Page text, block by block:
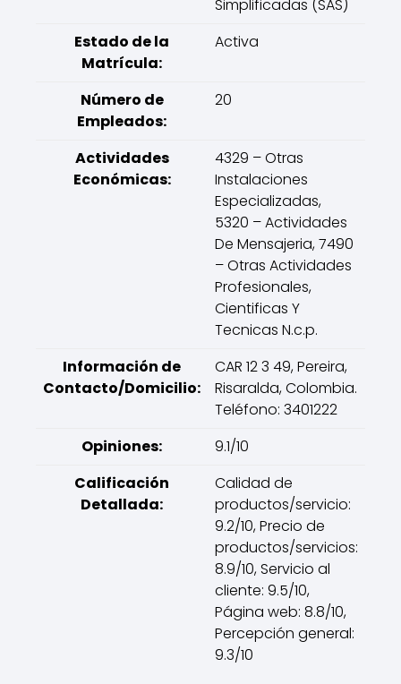
Simplificadas (SAS)
Estado de la
Matrícula:
Activa
Número de
Empleados:
20
Actividades
Económicas:
4329 – Otras
Instalaciones
Especializadas,
5320 – Actividades
De Mensajeria, 7490
– Otras Actividades
Profesionales,
Cientificas Y
Tecnicas N.c.p.
Información de
Contacto/Domicilio:
CAR 12 3 49, Pereira,
Risaralda, Colombia.
Teléfono: 3401222
Opiniones:
9.1/10
Calificación
Detallada:
Calidad de
productos/servicio:
9.2/10, Precio de
productos/servicios:
8.9/10, Servicio al
cliente: 9.5/10,
Página web: 8.8/10,
Percepción general:
9.3/10